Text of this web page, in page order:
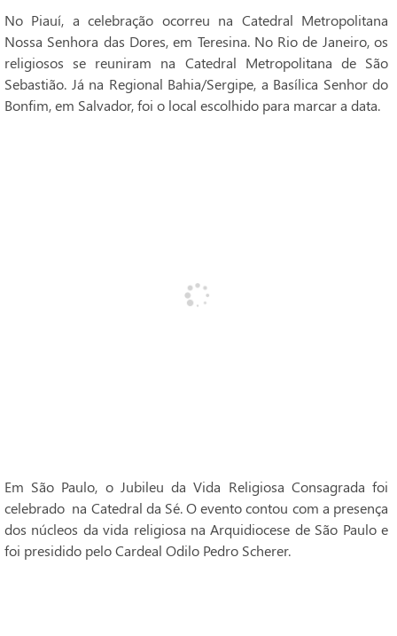
No Piauí, a celebração ocorreu na Catedral Metropolitana
Nossa Senhora das Dores, em Teresina. No Rio de Janeiro, os
religiosos se reuniram na Catedral Metropolitana de São
Sebastião. Já na Regional Bahia/Sergipe, a Basílica Senhor do
Bonfim, em Salvador, foi o local escolhido para marcar a data.
Em São Paulo, o Jubileu da Vida Religiosa Consagrada foi
celebrado na Catedral da Sé. O evento contou com a presença
dos núcleos da vida religiosa na Arquidiocese de São Paulo e
foi presidido pelo Cardeal Odilo Pedro Scherer.